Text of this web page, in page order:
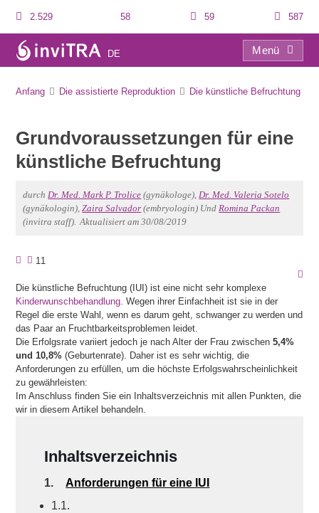
2.529 58 59 587
DE
Menü
Anfang Die assistierte Reproduktion Die künstliche Befruchtung
Grundvoraussetzungen für eine
künstliche Befruchtung
durchDr. Med. Mark P. Trolice (gynäkologe),Dr. Med. Valeria Sotelo
(gynäkologin),Zaira Salvador (embryologin) UndRomina Packan
(invitra staff). Aktualisiert am 30/08/2019
11
Die künstliche Befruchtung (IUI) ist eine nicht sehr komplexe
Kinderwunschbehandlung. Wegen ihrer Einfachheit ist sie in der
Regel die erste Wahl, wenn es darum geht, schwanger zu werden und
das Paar an Fruchtbarkeitsproblemen leidet.
Die Erfolgsrate variiert jedoch je nach Alter der Frau zwischen5,4%
und 10,8% (Geburtenrate). Daher ist es sehr wichtig, die
Anforderungen zu erfüllen, um die höchste Erfolgswahrscheinlichkeit
zu gewährleisten:
Im Anschluss finden Sie ein Inhaltsverzeichnis mit allen Punkten, die
wir in diesem Artikel behandeln.
Inhaltsverzeichnis
1.
Anforderungen für eine IUI
1.1.